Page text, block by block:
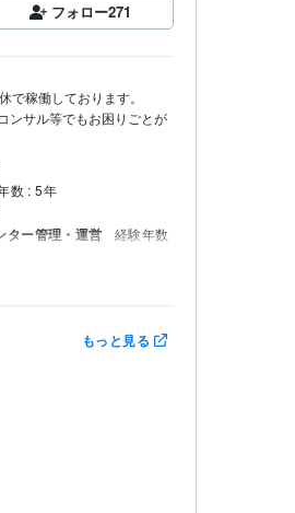
フォロー271
稼働しております。
ンサル等でもお困りごとが
数 : 5年
ター管理・運営
経験年数
もっと見る